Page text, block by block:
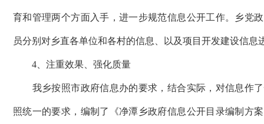
育和管理两个方面入手，进一步规范信息公开工作。乡党
员分别对乡直各单位和各村的信息、以及项目开发建设信息
4、注重效果、强化质量
我乡按照市政府信息办的要求，结合实际，对信息作了
照统一的要求，编制了《净潭乡政府信息公开目录编制方